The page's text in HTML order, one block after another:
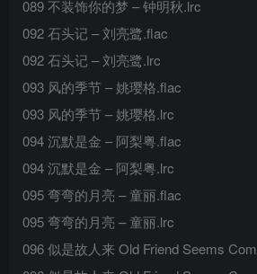
089 不装饰你的梦 – 钟明秋.lrc
092 石头记 – 刘亮鹭.flac
092 石头记 – 刘亮鹭.lrc
093 风的季节 – 姚璎格.flac
093 风的季节 – 姚璎格.lrc
094 沉默是金 – 阿梨粤.flac
094 沉默是金 – 阿梨粤.lrc
095 弯弯的月亮 – 童丽.flac
095 弯弯的月亮 – 童丽.lrc
096 似是故人来 Old Friend Seems